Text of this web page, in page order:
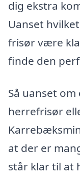
dig ekstra
Uanset
frisør være
finde den
Så uanset
herrefrisør
at der er
står klar til at